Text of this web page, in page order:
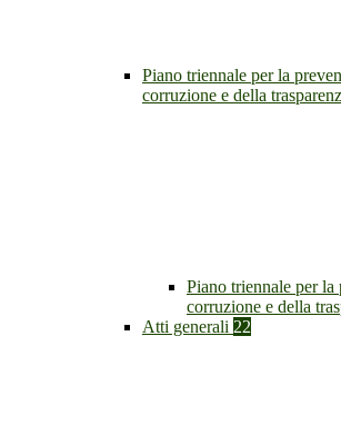
Piano triennale per la
corruzione e della
Piano triennale per la
corruzione e della
Atti generali 22